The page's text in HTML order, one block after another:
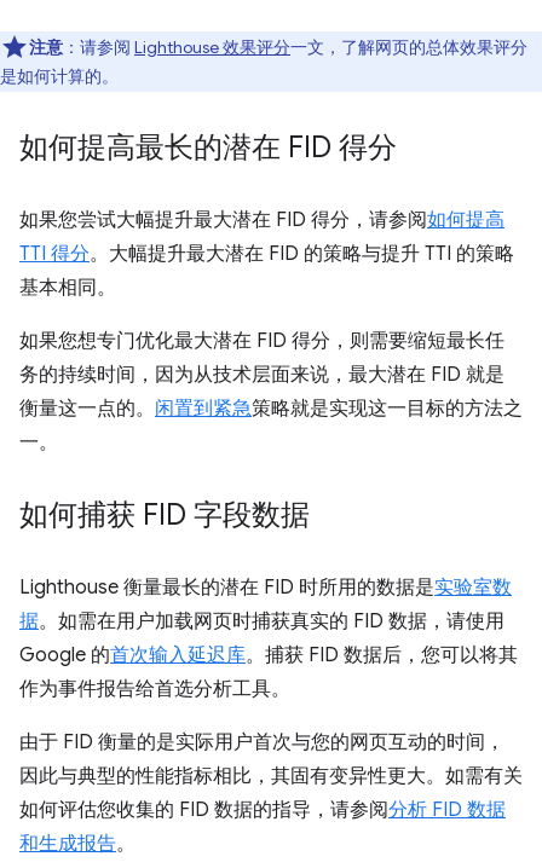
注意 ：请参阅 Lighthouse 效果评分一文，了解网页的总体效果评分
是如何计算的。
如何提高最长的潜在 FID 得分
如果您尝试大幅提升最大潜在 FID 得分，请参阅如何提高
TTI 得分。大幅提升最大潜在 FID 的策略与提升 TTI 的策略
基本相同。
如果您想专门优化最大潜在 FID 得分，则需要缩短最长任
务的持续时间，因为从技术层面来说，最大潜在 FID 就是
衡量这一点的。 闲置到紧急策略就是实现这一目标的方法之
一。
如何捕获 FID 字段数据
Lighthouse 衡量最长的潜在 FID 时所用的数据是实验室数
据。如需在用户加载网页时捕获真实的 FID 数据，请使用
Google 的首次输入延迟库。捕获 FID 数据后，您可以将其
作为事件报告给首选分析工具。
由于 FID 衡量的是实际用户首次与您的网页互动的时间，
因此与典型的性能指标相比，其固有变异性更大。如需有关
如何评估您收集的 FID 数据的指导，请参阅分析 FID 数据
和生成报告。